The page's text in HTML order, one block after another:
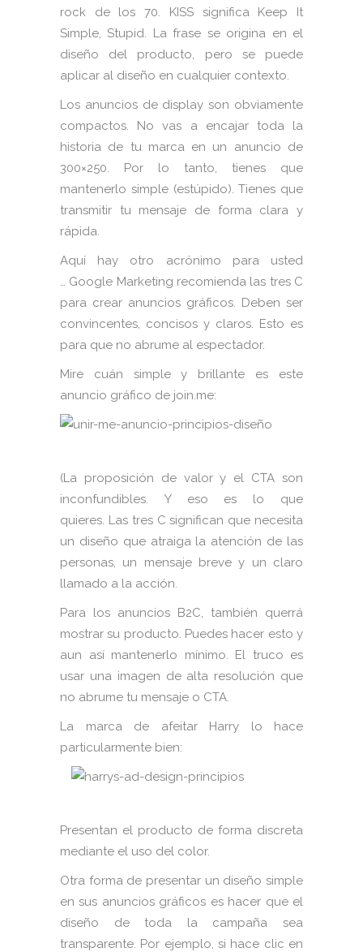
rock de los 70. KISS significa Keep It
Simple, Stupid. La frase se origina en el
diseño del producto, pero se puede
aplicar al diseño en cualquier contexto.
Los anuncios de display son obviamente
compactos. No vas a encajar toda la
historia de tu marca en un anuncio de
300×250. Por lo tanto, tienes que
mantenerlo simple (estúpido). Tienes que
transmitir tu mensaje de forma clara y
rápida.
Aquí hay otro acrónimo para usted
… Google Marketing recomienda las tres C
para crear anuncios gráficos. Deben ser
convincentes, concisos y claros. Esto es
para que no abrume al espectador.
Mire cuán simple y brillante es este
anuncio gráfico de join.me:
(La proposición de valor y el CTA son
inconfundibles. Y eso es lo que
quieres. Las tres C significan que necesita
un diseño que atraiga la atención de las
personas, un mensaje breve y un claro
llamado a la acción.
Para los anuncios B2C, también querrá
mostrar su producto. Puedes hacer esto y
aun así mantenerlo mínimo. El truco es
usar una imagen de alta resolución que
no abrume tu mensaje o CTA.
La marca de afeitar Harry lo hace
particularmente bien:
Presentan el producto de forma discreta
mediante el uso del color.
Otra forma de presentar un diseño simple
en sus anuncios gráficos es hacer que el
diseño de toda la campaña sea
transparente. Por ejemplo, si hace clic en